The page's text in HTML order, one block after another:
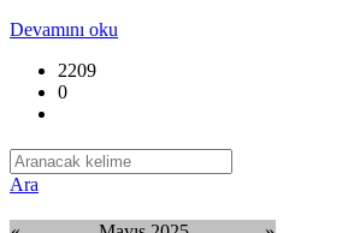
Devamını oku
2209
0
Ara